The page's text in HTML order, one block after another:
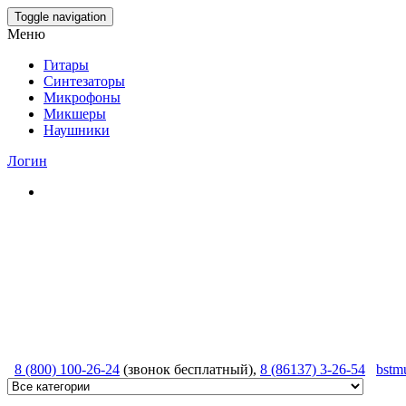
Skip
to
content
Toggle navigation
Меню
Гитары
Синтезаторы
Микрофоны
Микшеры
Наушники
Логин
8 (800) 100-26-24 (звонок бесплатный), 8 (86137) 3-26-54